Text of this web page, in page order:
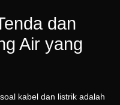
dan
Air yang
kabel dan listrik adalah